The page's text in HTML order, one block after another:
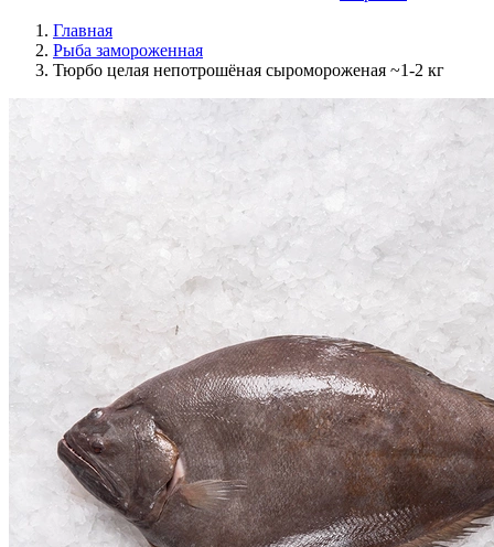
Главная
Рыба замороженная
Тюрбо целая непотрошёная сыромороженая ~1-2 кг